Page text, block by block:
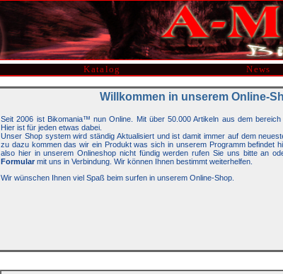
Katalog News
Willkommen in unserem Online-
Seit 2006 ist Bikomania™ nun Online. Mit über 50.000 Artikeln aus dem bereich
Hier ist für jeden etwas dabei.
Unser Shop system wird ständig Aktualisiert und ist damit immer auf dem
zu dazu kommen das wir ein Produkt was sich in unserem Programm befindet
also hier in unserem Onlineshop nicht fündig werden rufen Sie uns bitte an
Formularmit uns in Verbindung. Wir können Ihnen bestimmt weiterhelfen.
Wir wünschen Ihnen viel Spaß beim surfen in unserem Online-Shop.